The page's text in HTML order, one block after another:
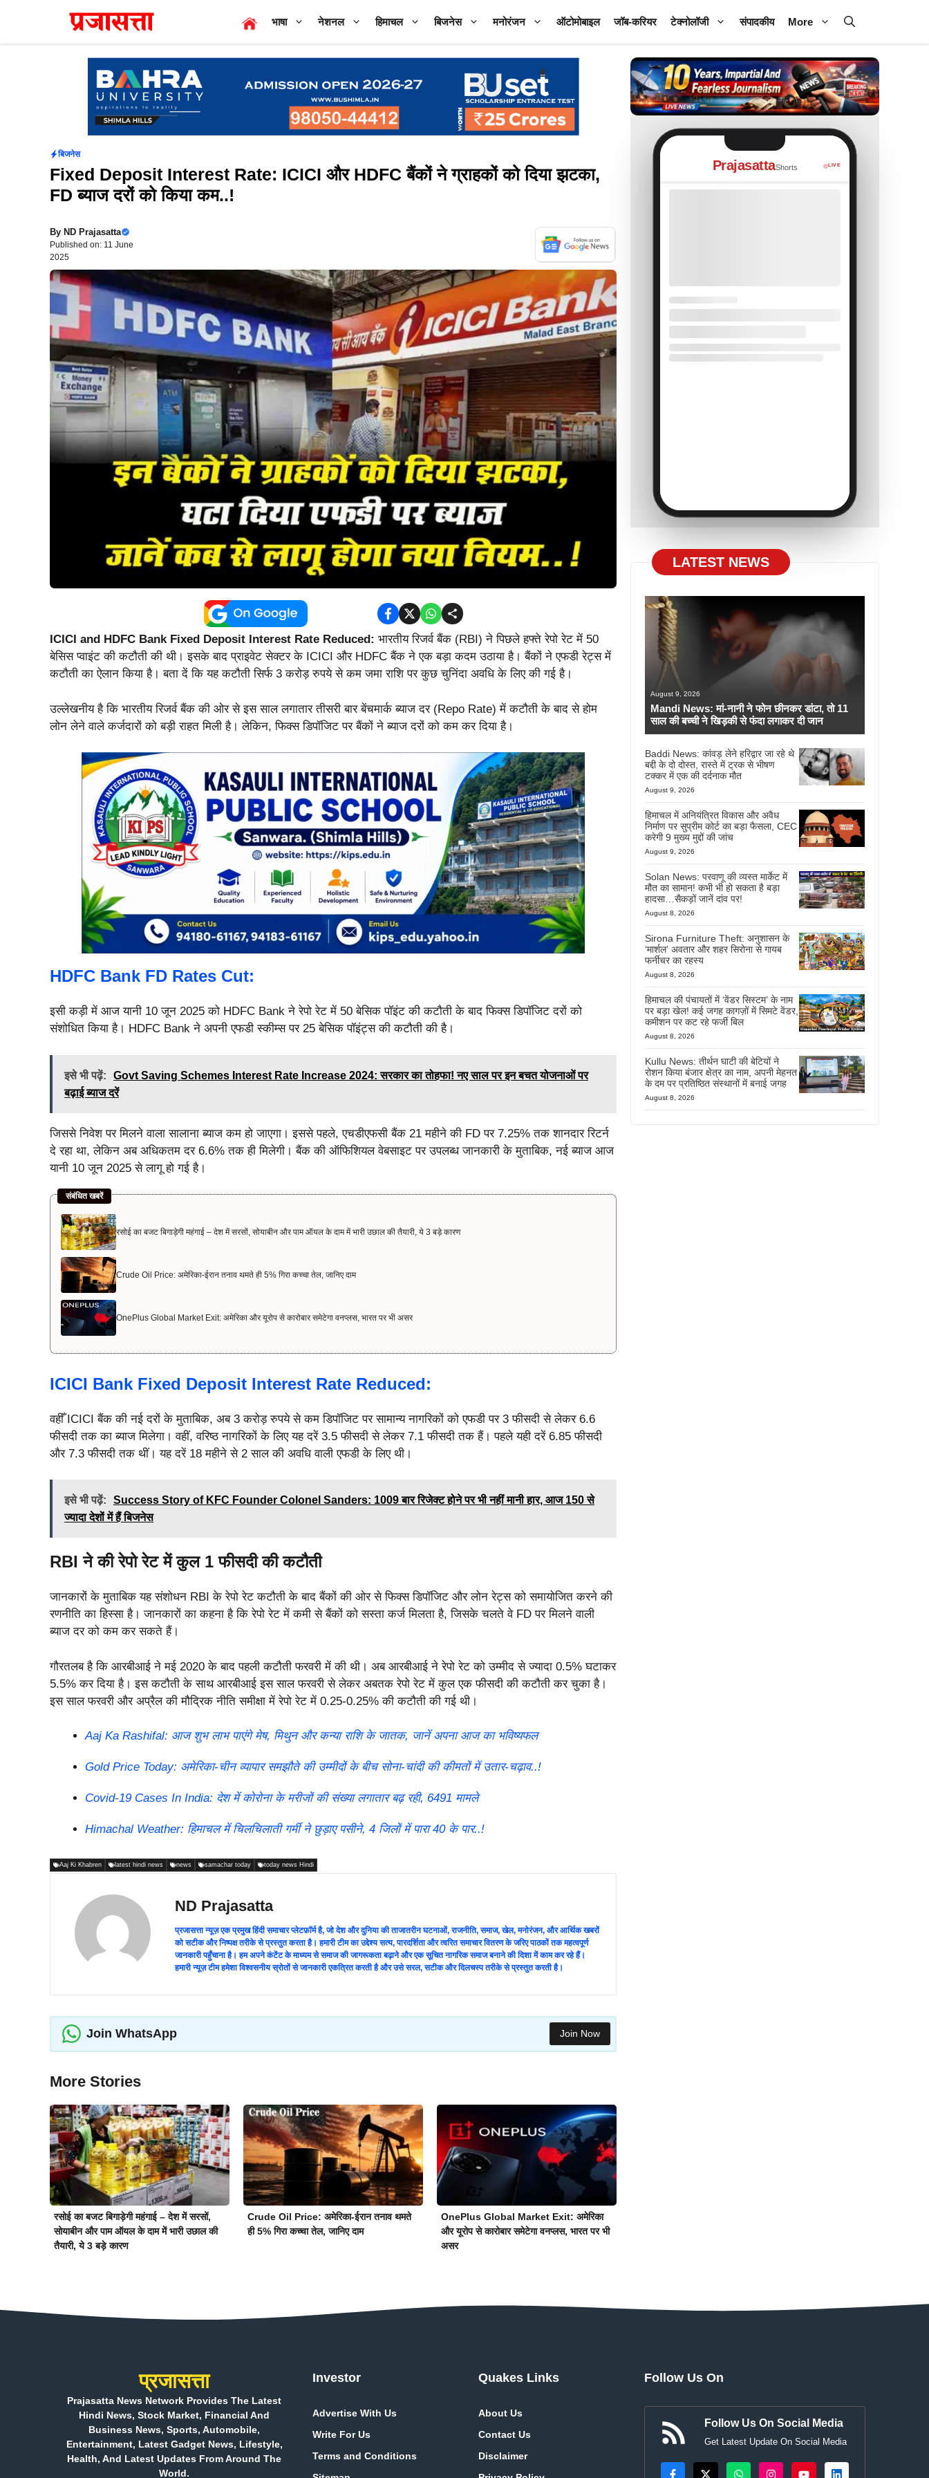
content
भाषा नेशनल हिमाचल बिजनेस मनोरंजन ऑटोमोबाइल जॉब-करियर टेक्नोलॉजी संपादकीय More
बिजनेस
Fixed Deposit Interest Rate: ICICI और HDFC बैंकों ने ग्राहकों को दिया झटका,
FD ब्याज दरों को किया कम..!
By ND Prajasatta
Published on: 11 June
2025
ICICI and HDFC Bank Fixed Deposit Interest Rate Reduced: भारतीय रिजर्व बैंक (RBI) ने पिछले हफ्ते रेपो रेट में 50
बेसिस प्वाइंट की कटौती की थी। इसके बाद प्राइवेट सेक्टर के ICICI और HDFC बैंक ने एक बड़ा कदम उठाया है। बैंकों ने एफडी रेट्स में
कटौती का ऐलान किया है। बता दें कि यह कटौती सिर्फ 3 करोड़ रुपये से कम जमा राशि पर कुछ चुनिंदा अवधि के लिए की गई है।
उल्लेखनीय है कि भारतीय रिजर्व बैंक की ओर से इस साल लगातार तीसरी बार बेंचमार्क ब्याज दर (Repo Rate) में कटौती के बाद से होम
लोन लेने वाले कर्जदारों को बड़ी राहत मिली है। लेकिन, फिक्स डिपॉजिट पर बैंकों ने ब्याज दरों को कम कर दिया है।
HDFC Bank FD Rates Cut:
इसी कड़ी में आज यानी 10 जून 2025 को HDFC Bank ने रेपो रेट में 50 बेसिक पॉइंट की कटौती के बाद फिक्स डिपॉजिट दरों को
संशोधित किया है। HDFC Bank ने अपनी एफडी स्कीम्स पर 25 बेसिक पॉइंट्स की कटौती की है।
इसे भी पढ़ें:
Govt Saving Schemes Interest Rate Increase 2024: सरकार का तोहफा! नए साल पर इन बचत योजनाओं पर
बढ़ाई ब्याज दरें
जिससे निवेश पर मिलने वाला सालाना ब्याज कम हो जाएगा। इससे पहले, एचडीएफसी बैंक 21 महीने की FD पर 7.25% तक शानदार रिटर्न
दे रहा था, लेकिन अब अधिकतम दर 6.6% तक ही मिलेगी। बैंक की ऑफिशियल वेबसाइट पर उपलब्ध जानकारी के मुताबिक, नई ब्याज आज
यानी 10 जून 2025 से लागू हो गई है।
संबंधित खबरें
रसोई का बजट बिगाड़ेगी महंगाई – देश में सरसों, सोयाबीन और पाम ऑयल के दाम में भारी उछाल की तैयारी, ये 3 बड़े कारण
Crude Oil Price: अमेरिका-ईरान तनाव थमते ही 5% गिरा कच्चा तेल, जानिए दाम
OnePlus Global Market Exit: अमेरिका और यूरोप से कारोबार समेटेगा वनप्लस, भारत पर भी असर
ICICI Bank Fixed Deposit Interest Rate Reduced:
वहीँ ICICI बैंक की नई दरों के मुताबिक, अब 3 करोड़ रुपये से कम डिपॉजिट पर सामान्य नागरिकों को एफडी पर 3 फीसदी से लेकर 6.6
फीसदी तक का ब्याज मिलेगा। वहीं, वरिष्ठ नागरिकों के लिए यह दरें 3.5 फीसदी से लेकर 7.1 फीसदी तक हैं। पहले यही दरें 6.85 फीसदी
और 7.3 फीसदी तक थीं। यह दरें 18 महीने से 2 साल की अवधि वाली एफडी के लिए थी।
इसे भी पढ़ें:
Success Story of KFC Founder Colonel Sanders: 1009 बार रिजेक्ट होने पर भी नहीं मानी हार, आज 150 से
ज्यादा देशों में हैं बिजनेस
RBI ने की रेपो रेट में कुल 1 फीसदी की कटौती
जानकारों के मुताबिक यह संशोधन RBI के रेपो रेट कटौती के बाद बैंकों की ओर से फिक्स डिपॉजिट और लोन रेट्स को समायोजित करने की
रणनीति का हिस्सा है। जानकारों का कहना है कि रेपो रेट में कमी से बैंकों को सस्ता कर्ज मिलता है, जिसके चलते वे FD पर मिलने वाली
ब्याज दर को कम कर सकते हैं।
गौरतलब है कि आरबीआई ने मई 2020 के बाद पहली कटौती फरवरी में की थी। अब आरबीआई ने रेपो रेट को उम्मीद से ज्यादा 0.5% घटाकर
5.5% कर दिया है। इस कटौती के साथ आरबीआई इस साल फरवरी से लेकर अबतक रेपो रेट में कुल एक फीसदी की कटौती कर चुका है।
इस साल फरवरी और अप्रैल की मौद्रिक नीति समीक्षा में रेपो रेट में 0.25-0.25% की कटौती की गई थी।
Aaj Ka Rashifal: आज शुभ लाभ पाएंगे मेष, मिथुन और कन्या राशि के जातक, जानें अपना आज का भविष्यफल
Gold Price Today: अमेरिका-चीन व्यापार समझौते की उम्मीदों के बीच सोना-चांदी की कीमतों में उतार-चढ़ाव..!
Covid-19 Cases In India: देश में कोरोना के मरीजों की संख्या लगातार बढ़ रही, 6491 मामले
Himachal Weather: हिमाचल में चिलचिलाती गर्मी ने छुड़ाए पसीने, 4 जिलों में पारा 40 के पार..!
Aaj Ki Khabren latest hindi news news samachar today today news Hindi
ND Prajasatta
प्रजासत्ता न्यूज़ एक प्रमुख हिंदी समाचार प्लेटफ़ॉर्म है, जो देश और दुनिया की ताजातरीन घटनाओं, राजनीति, समाज, खेल, मनोरंजन, और आर्थिक खबरों
को सटीक और निष्पक्ष तरीके से प्रस्तुत करता है। हमारी टीम का उद्देश्य सत्य, पारदर्शिता और त्वरित समाचार वितरण के जरिए पाठकों तक महत्वपूर्ण
जानकारी पहुँचाना है। हम अपने कंटेंट के माध्यम से समाज की जागरूकता बढ़ाने और एक सूचित नागरिक समाज बनाने की दिशा में काम कर रहे हैं।
हमारी न्यूज़ टीम हमेशा विश्वसनीय स्रोतों से जानकारी एकत्रित करती है और उसे सरल, सटीक और दिलचस्प तरीके से प्रस्तुत करती है।
Join WhatsApp Join Now
More Stories
रसोई का बजट बिगाड़ेगी महंगाई – देश में सरसों,
सोयाबीन और पाम ऑयल के दाम में भारी उछाल की
तैयारी, ये 3 बड़े कारण
Crude Oil Price: अमेरिका-ईरान तनाव थमते
ही 5% गिरा कच्चा तेल, जानिए दाम
OnePlus Global Market Exit: अमेरिका
और यूरोप से कारोबार समेटेगा वनप्लस, भारत पर भी
असर
PrajasattaShorts LIVE
LATEST NEWS
August 9, 2026
Mandi News: मां-नानी ने फोन छीनकर डांटा, तो 11
साल की बच्ची ने खिड़की से फंदा लगाकर दी जान
Baddi News: कांवड़ लेने हरिद्वार जा रहे थे
बद्दी के दो दोस्त, रास्ते में ट्रक से भीषण
टक्कर में एक की दर्दनाक मौत
August 9, 2026
हिमाचल में अनियंत्रित विकास और अवैध
निर्माण पर सुप्रीम कोर्ट का बड़ा फैसला, CEC
करेगी 9 मुख्य मुद्दों की जांच
August 9, 2026
Solan News: परवाणू की व्यस्त मार्केट में
मौत का सामान! कभी भी हो सकता है बड़ा
हादसा…सैकड़ों जानें दांव पर!
August 8, 2026
Sirona Furniture Theft: अनुशासन के
‘मार्शल’ अवतार और शहर सिरोना से गायब
फर्नीचर का रहस्य
August 8, 2026
हिमाचल की पंचायतों में ‘वेंडर सिस्टम’ के नाम
पर बड़ा खेल! कई जगह कागज़ों में सिमटे वेंडर,
कमीशन पर कट रहे फर्जी बिल
August 8, 2026
Kullu News: तीर्थन घाटी की बेटियों ने
रोशन किया बंजार क्षेत्र का नाम, अपनी मेहनत
के दम पर प्रतिष्ठित संस्थानों में बनाई जगह
August 8, 2026
प्रजासत्ता
Prajasatta News Network Provides The Latest
Hindi News, Stock Market, Financial And
Business News, Sports, Automobile,
Entertainment, Latest Gadget News, Lifestyle,
Health, And Latest Updates From Around The
World.
Investor
Advertise With Us
Write For Us
Terms and Conditions
Quakes Links
About Us
Contact Us
Disclaimer
Follow Us On
Follow Us On Social Media
Get Latest Update On Social Media